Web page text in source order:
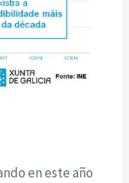
en este año